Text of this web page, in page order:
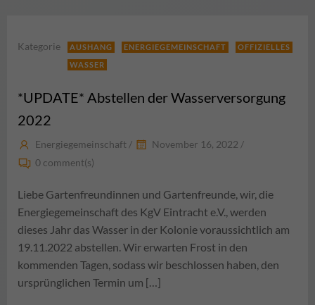
Kategorie AUSHANG ENERGIEGEMEINSCHAFT
OFFIZIELLES
WASSER
*UPDATE* Abstellen der Wasserversorgung
2022
Energiegemeinschaft / November 16, 2022 /
0 comment(s)
Liebe Gartenfreundinnen und Gartenfreunde, wir, die
Energiegemeinschaft des KgV Eintracht e.V., werden
dieses Jahr das Wasser in der Kolonie voraussichtlich am
19.11.2022 abstellen. Wir erwarten Frost in den
kommenden Tagen, sodass wir beschlossen haben, den
ursprünglichen Termin um […]